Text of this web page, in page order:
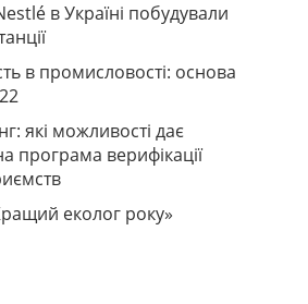
в Україні побудували
в промисловості: основа
які можливості дає
верифікації
еколог року»